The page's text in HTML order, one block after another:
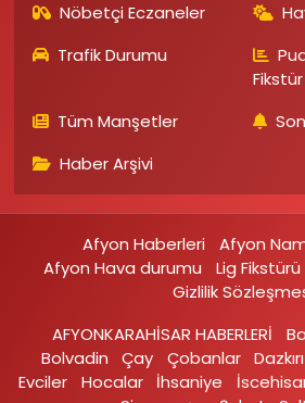
Nöbetçi Eczaneler
Trafik Durumu
Fikstür
Tüm Manşetler
Haber Arşivi
Afyon Haberleri
Afyon
Afyon Hava durumu
Lig Fikstürü
Gizlilik
AFYONKARAHİSAR HABERLERİ
Bolvadin
Çay Çobanlar Dazkırı
Evciler‎
Hocalar İhsaniye‎